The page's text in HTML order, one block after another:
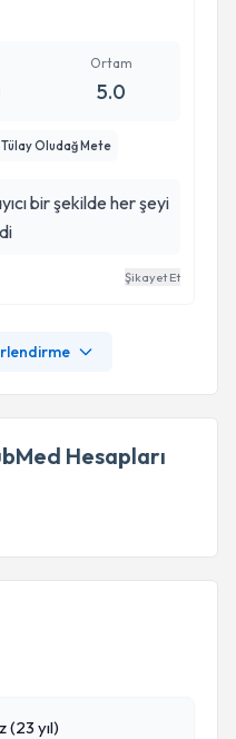
Ortam
5.0
Oludağ Mete
bir şekilde her şeyi
Şikayet Et
Hesapları
(23 yıl)